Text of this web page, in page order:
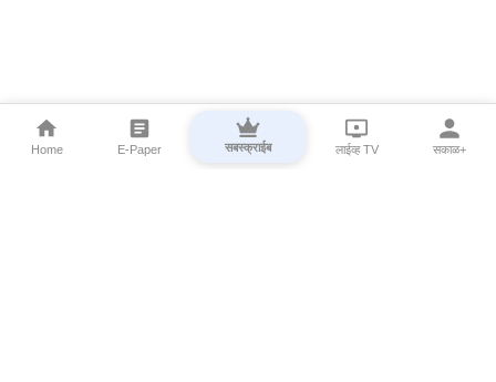
Home E-Paper सबस्क्राईब लाईव्ह TV सकाळ+